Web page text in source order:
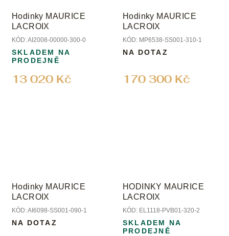
Hodinky MAURICE
LACROIX
KÓD:AI2008-00000-300-0
13 020 Kč
SKLADEM NA
PRODEJNĚ
Hodinky MAURICE
LACROIX
KÓD: MP6538-SS001-310-1
170 300 Kč
NA DOTAZ
Hodinky MAURICE
LACROIX
KÓD:AI6098-SS001-090-1
NA DOTAZ
HODINKY MAURICE
LACROIX
KÓD: EL1118-PVB01-320-2
SKLADEM NA
PRODEJNĚ